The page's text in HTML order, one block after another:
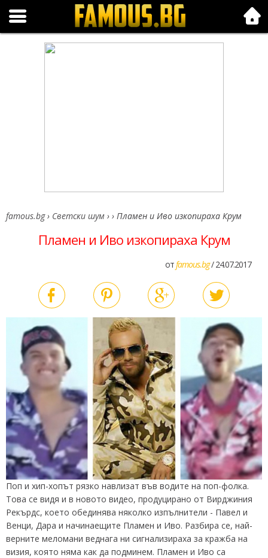
Folk.bg
famous.bg › Светски шум › › Пламен и Иво изкопираха Крум
Пламен и Иво изкопираха Крум
отfamous.bg/ 24.07.2017
Поп и хип-хопът рязко навлизат във водите на поп-фолка.
Това се видя и в новото видео, продуцирано от Вирджиния
Рекърдс, което обединява няколко изпълнители - Павел и
Венци, Дара и начинаещите Пламен и Иво. Разбира се, най-
верните меломани веднага ни сигнализираха за кражба на
визия, която няма как да подминем. Пламен и Иво са